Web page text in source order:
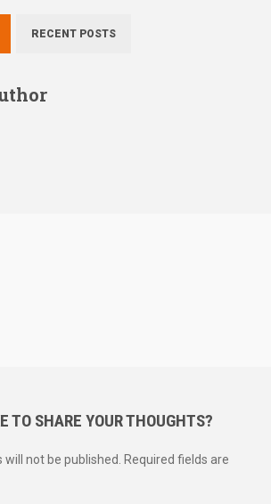
RECENT POSTS
TO SHARE YOUR THOUGHTS?
not be published. Required fields are